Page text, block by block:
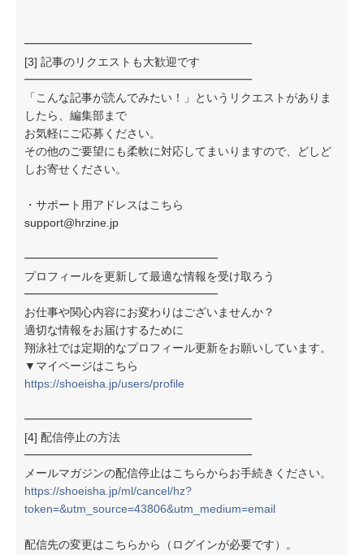
━━━━━━━━━━━━━━━━━━━━
[3] 記事のリクエストも大歓迎です
━━━━━━━━━━━━━━━━━━━━
「こんな記事が読んでみたい！」というリクエストがありま
したら、編集部まで
お気軽にご応募ください。
その他のご要望にも柔軟に対応してまいりますので、どしど
しお寄せください。
・サポート用アドレスはこちら
support@hrzine.jp
━━━━━━━━━━━━━━━━━
プロフィールを更新して最適な情報を受け取ろう
━━━━━━━━━━━━━━━━━
お仕事や関心内容にお変わりはございませんか？
適切な情報をお届けするために
翔泳社では定期的なプロフィール更新をお願いしています。
▼マイページはこちら
https://shoeisha.jp/users/profile
━━━━━━━━━━━━━━━━━━━━
[4] 配信停止の方法
━━━━━━━━━━━━━━━━━━━━
メールマガジンの配信停止はこちらからお手続きください。
https://shoeisha.jp/ml/cancel/hz?
token=&utm_source=43806&utm_medium=email
配信先の変更はこちらから（ログインが必要です）。